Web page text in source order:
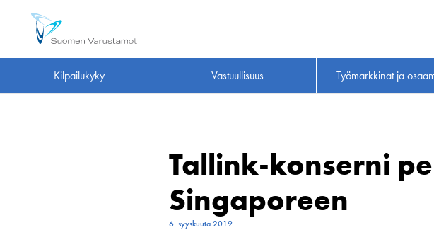
Kilpailukyky Vastuullisuus Työmarkkinat ja
Tallink-konserni
Singaporeen
6. syyskuuta 2019